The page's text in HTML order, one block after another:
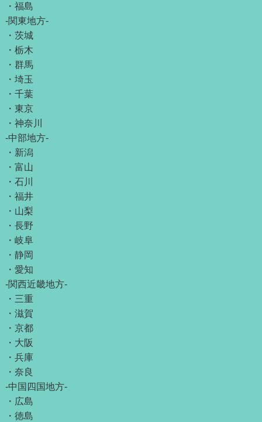
・ 福島
-関東地方-
・ 茨城
・ 栃木
・ 群馬
・ 埼玉
・ 千葉
・ 東京
・ 神奈川
-中部地方-
・ 新潟
・ 富山
・ 石川
・ 福井
・ 山梨
・ 長野
・ 岐阜
・ 静岡
・ 愛知
-関西近畿地方-
・ 三重
・ 滋賀
・ 京都
・ 大阪
・ 兵庫
・ 奈良
-中国四国地方-
・ 広島
・ 徳島